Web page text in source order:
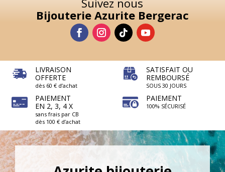
Suivez nous
Bijouterie Azurite Bergerac
LIVRAISON
OFFERTE
dès 60 € d’achat
PAIEMENT
EN 2, 3, 4 X
sans frais par CB
dès 100 € d’achat
SATISFAIT OU
REMBOURSÉ
SOUS 30 JOURS
PAIEMENT
100% SÉCURISÉ